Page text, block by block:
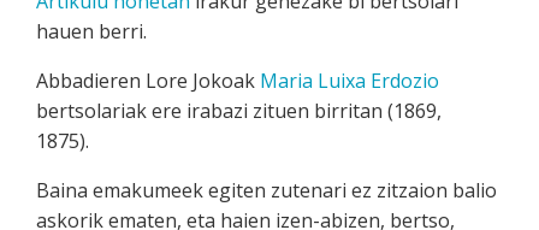
hauen berri.
Abbadieren Lore Jokoak Maria Luixa Erdozio
bertsolariak ere irabazi zituen birritan (1869,
1875).
Baina emakumeek egiten zutenari ez zitzaion balio
askorik ematen, eta haien izen-abizen, bertso,